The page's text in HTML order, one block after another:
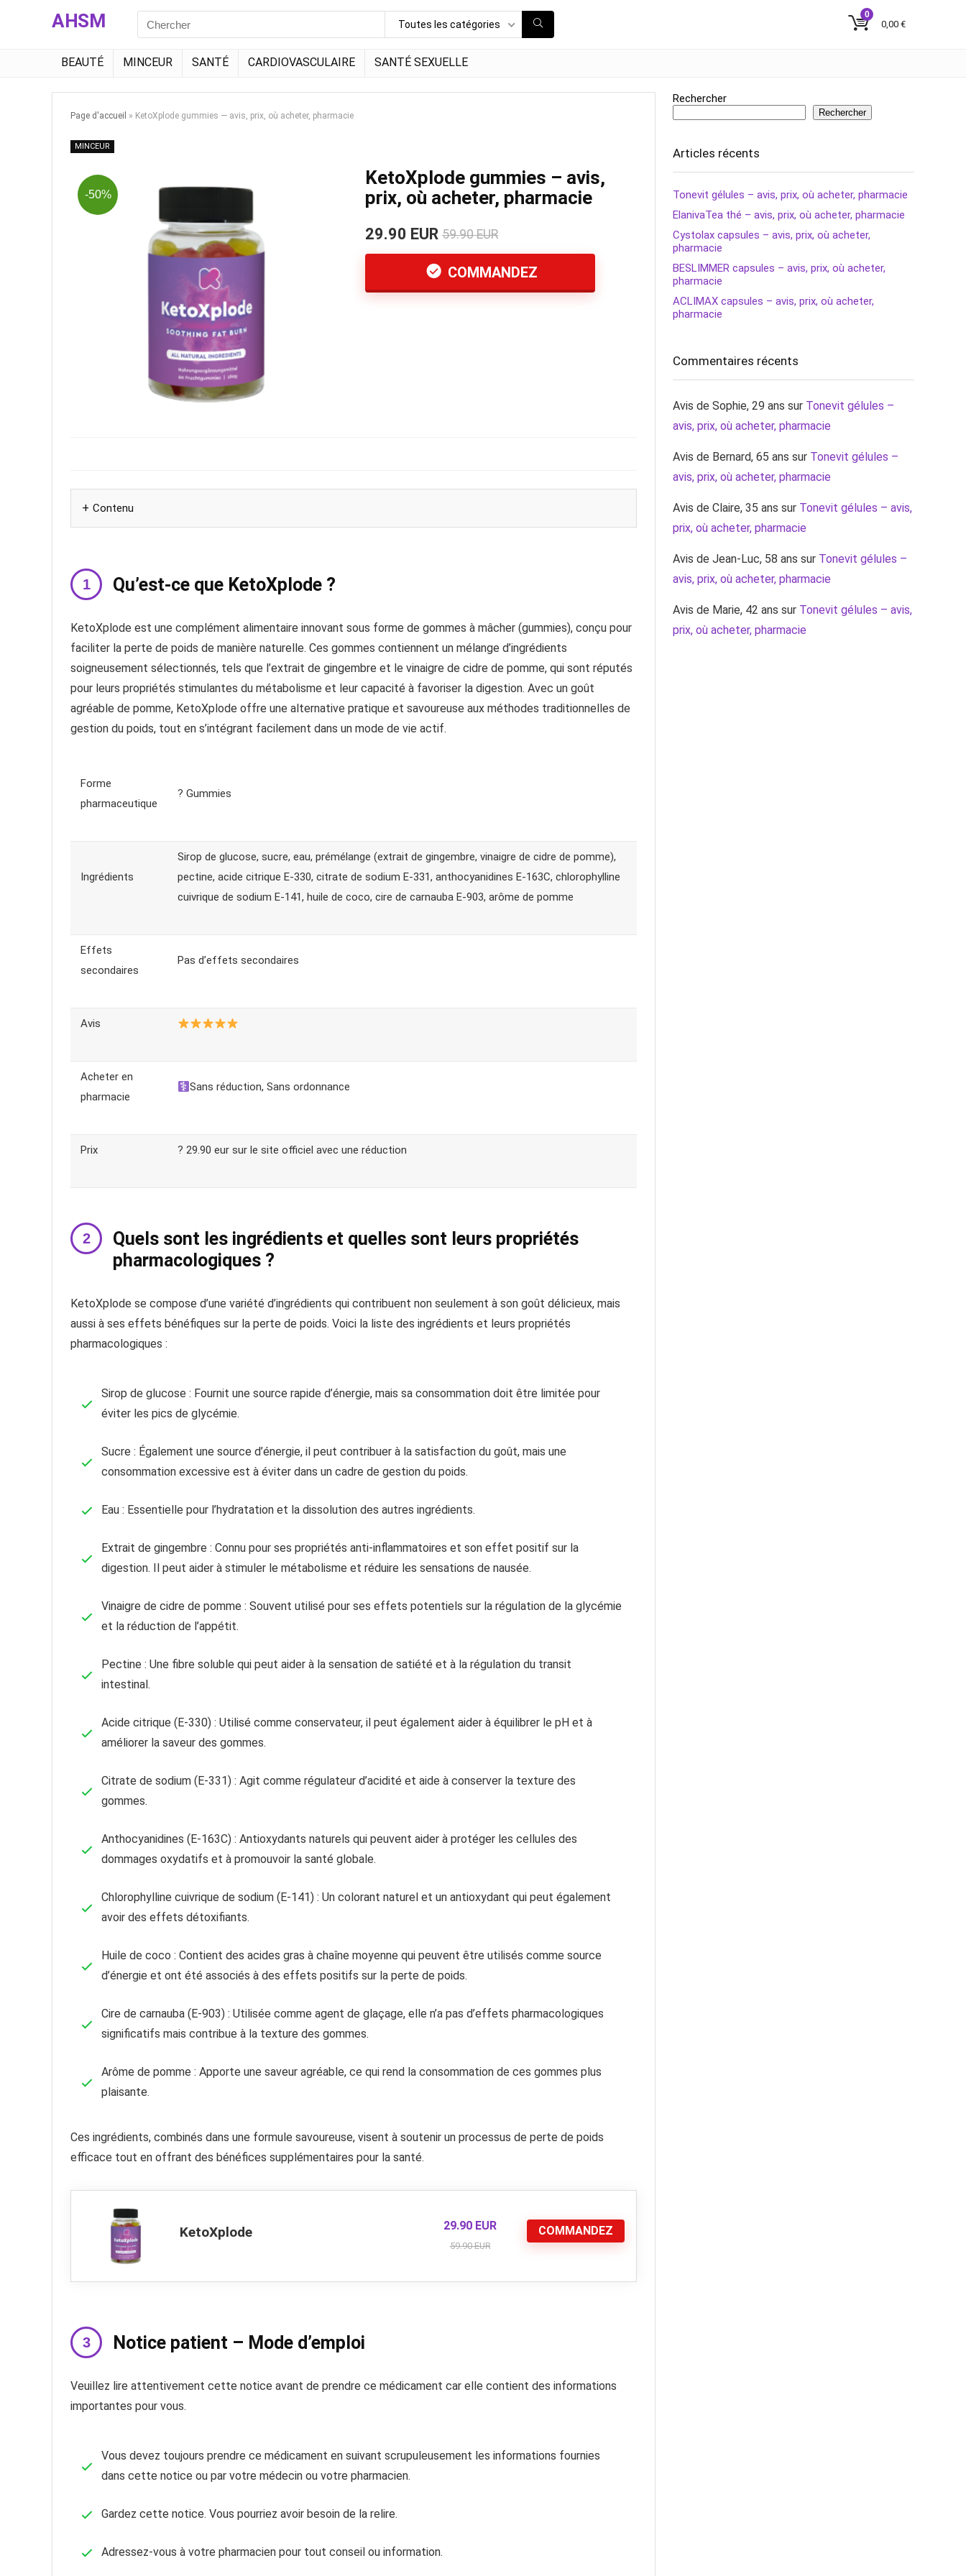
AHSM
Search
for:
Toutes les catégories
0
0,00 €
BEAUTÉ MINCEUR SANTÉ CARDIOVASCULAIRE SANTÉ SEXUELLE
Page d'accueil » KetoXplode gummies — avis, prix, où acheter, pharmacie
MINCEUR
-50%
KetoXplode gummies – avis,
prix, où acheter, pharmacie
29.90 EUR 59.90 EUR
COMMANDEZ
Contenu
Qu’est-ce que KetoXplode ?
KetoXplode est une complément alimentaire innovant sous forme de gommes à mâcher (gummies), conçu pour
faciliter la perte de poids de manière naturelle. Ces gommes contiennent un mélange d’ingrédients
soigneusement sélectionnés, tels que l’extrait de gingembre et le vinaigre de cidre de pomme, qui sont réputés
pour leurs propriétés stimulantes du métabolisme et leur capacité à favoriser la digestion. Avec un goût
agréable de pomme, KetoXplode offre une alternative pratique et savoureuse aux méthodes traditionnelles de
gestion du poids, tout en s’intégrant facilement dans un mode de vie actif.
Forme
pharmaceutique
? Gummies
Ingrédients
Sirop de glucose, sucre, eau, prémélange (extrait de gingembre, vinaigre de cidre de pomme),
pectine, acide citrique E-330, citrate de sodium E-331, anthocyanidines E-163C, chlorophylline
cuivrique de sodium E-141, huile de coco, cire de carnauba E-903, arôme de pomme
Effets
secondaires
Pas d’effets secondaires
Avis
Acheter en
pharmacie
Sans réduction, Sans ordonnance
Prix ? 29.90 eur sur le site officiel avec une réduction
Quels sont les ingrédients et quelles sont leurs propriétés
pharmacologiques ?
KetoXplode se compose d’une variété d’ingrédients qui contribuent non seulement à son goût délicieux, mais
aussi à ses effets bénéfiques sur la perte de poids. Voici la liste des ingrédients et leurs propriétés
pharmacologiques :
Sirop de glucose : Fournit une source rapide d’énergie, mais sa consommation doit être limitée pour
éviter les pics de glycémie.
Sucre : Également une source d’énergie, il peut contribuer à la satisfaction du goût, mais une
consommation excessive est à éviter dans un cadre de gestion du poids.
Eau : Essentielle pour l’hydratation et la dissolution des autres ingrédients.
Extrait de gingembre : Connu pour ses propriétés anti-inflammatoires et son effet positif sur la
digestion. Il peut aider à stimuler le métabolisme et réduire les sensations de nausée.
Vinaigre de cidre de pomme : Souvent utilisé pour ses effets potentiels sur la régulation de la glycémie
et la réduction de l’appétit.
Pectine : Une fibre soluble qui peut aider à la sensation de satiété et à la régulation du transit
intestinal.
Acide citrique (E-330) : Utilisé comme conservateur, il peut également aider à équilibrer le pH et à
améliorer la saveur des gommes.
Citrate de sodium (E-331) : Agit comme régulateur d’acidité et aide à conserver la texture des
gommes.
Anthocyanidines (E-163C) : Antioxydants naturels qui peuvent aider à protéger les cellules des
dommages oxydatifs et à promouvoir la santé globale.
Chlorophylline cuivrique de sodium (E-141) : Un colorant naturel et un antioxydant qui peut également
avoir des effets détoxifiants.
Huile de coco : Contient des acides gras à chaîne moyenne qui peuvent être utilisés comme source
d’énergie et ont été associés à des effets positifs sur la perte de poids.
Cire de carnauba (E-903) : Utilisée comme agent de glaçage, elle n’a pas d’effets pharmacologiques
significatifs mais contribue à la texture des gommes.
Arôme de pomme : Apporte une saveur agréable, ce qui rend la consommation de ces gommes plus
plaisante.
Ces ingrédients, combinés dans une formule savoureuse, visent à soutenir un processus de perte de poids
efficace tout en offrant des bénéfices supplémentaires pour la santé.
KetoXplode 29.90 EUR
59.90 EUR
COMMANDEZ
Notice patient – Mode d’emploi
Veuillez lire attentivement cette notice avant de prendre ce médicament car elle contient des informations
importantes pour vous.
Vous devez toujours prendre ce médicament en suivant scrupuleusement les informations fournies
dans cette notice ou par votre médecin ou votre pharmacien.
Gardez cette notice. Vous pourriez avoir besoin de la relire.
Adressez-vous à votre pharmacien pour tout conseil ou information.
Rechercher
Rechercher
Articles récents
Tonevit gélules – avis, prix, où acheter, pharmacie
ElanivaTea thé – avis, prix, où acheter, pharmacie
Cystolax capsules – avis, prix, où acheter,
pharmacie
BESLIMMER capsules – avis, prix, où acheter,
pharmacie
ACLIMAX capsules – avis, prix, où acheter,
pharmacie
Commentaires récents
Avis de Sophie, 29 ans sur Tonevit gélules –
avis, prix, où acheter, pharmacie
Avis de Bernard, 65 ans sur Tonevit gélules –
avis, prix, où acheter, pharmacie
Avis de Claire, 35 ans sur Tonevit gélules – avis,
prix, où acheter, pharmacie
Avis de Jean-Luc, 58 ans sur Tonevit gélules –
avis, prix, où acheter, pharmacie
Avis de Marie, 42 ans sur Tonevit gélules – avis,
prix, où acheter, pharmacie